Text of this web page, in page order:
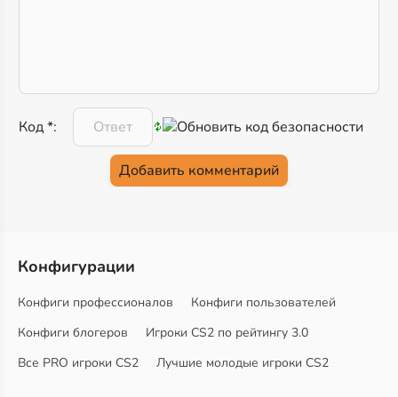
Код *:
Конфигурации
Конфиги профессионалов
Конфиги пользователей
Конфиги блогеров
Игроки CS2 по рейтингу 3.0
Все PRO игроки CS2
Лучшие молодые игроки CS2